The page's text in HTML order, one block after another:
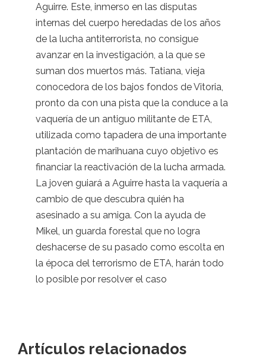
Aguirre. Este, inmerso en las disputas
internas del cuerpo heredadas de los años
de la lucha antiterrorista, no consigue
avanzar en la investigación, a la que se
suman dos muertos más. Tatiana, vieja
conocedora de los bajos fondos de Vitoria,
pronto da con una pista que la conduce a la
vaquería de un antiguo militante de ETA,
utilizada como tapadera de una importante
plantación de marihuana cuyo objetivo es
financiar la reactivación de la lucha armada.
La joven guiará a Aguirre hasta la vaquería a
cambio de que descubra quién ha
asesinado a su amiga. Con la ayuda de
Mikel, un guarda forestal que no logra
deshacerse de su pasado como escolta en
la época del terrorismo de ETA, harán todo
lo posible por resolver el caso
Artículos relacionados